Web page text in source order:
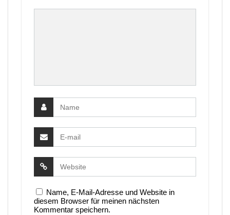
Name, E-Mail-Adresse und Website in
diesem Browser für meinen nächsten
Kommentar speichern.